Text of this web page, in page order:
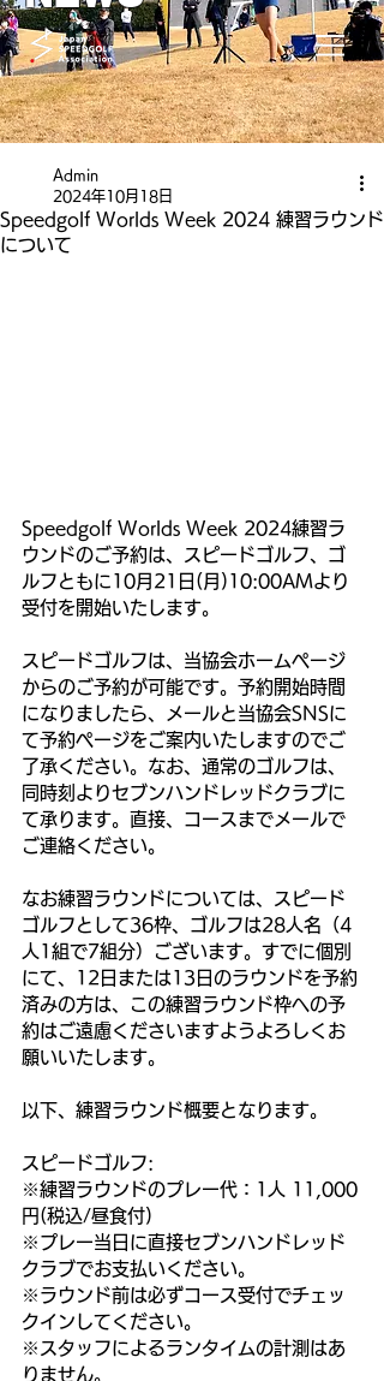
Speedgolf Worlds Week 2024 練習ラウンド
について
Admin
2024年10月18日
Speedgolf Worlds Week 2024練習ラ
ウンドのご予約は、スピードゴルフ、ゴ
ルフともに10月21日(月)10:00AMより
受付を開始いたします。
スピードゴルフは、当協会ホームページ
からのご予約が可能です。予約開始時間
になりましたら、メールと当協会SNSに
て予約ページをご案内いたしますのでご
了承ください。なお、通常のゴルフは、
同時刻よりセブンハンドレッドクラブに
て承ります。直接、コースまでメールで
ご連絡ください。
なお練習ラウンドについては、スピード
ゴルフとして36枠、ゴルフは28人名（4
人1組で7組分）ございます。すでに個別
にて、12日または13日のラウンドを予約
済みの方は、この練習ラウンド枠への予
約はご遠慮くださいますようよろしくお
願いいたします。
以下、練習ラウンド概要となります。
スピードゴルフ:
※練習ラウンドのプレー代：1人 11,000
円(税込/昼食付)
※プレー当日に直接セブンハンドレッド
クラブでお支払いください。
※ラウンド前は必ずコース受付でチェッ
クインしてください。
※スタッフによるランタイムの計測はあ
りません。